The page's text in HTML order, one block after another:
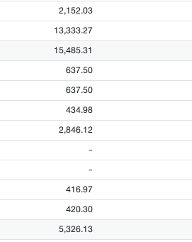
2,152.03
13,333.27
15,485.31
637.50
637.50
434.98
2,846.12
-
-
416.97
420.30
5,326.13